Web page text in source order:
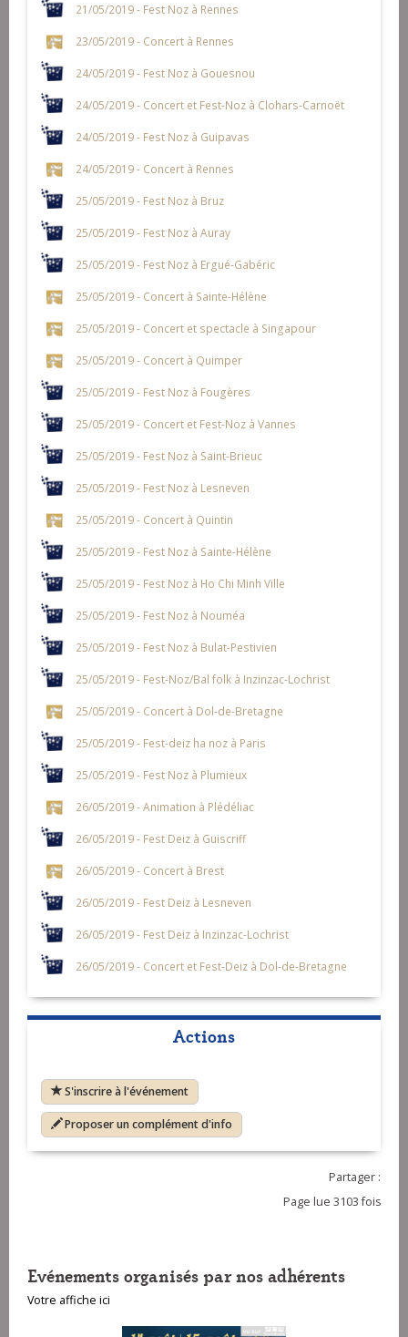
21/05/2019 - Fest Noz à Rennes
23/05/2019 - Concert à Rennes
24/05/2019 - Fest Noz à Gouesnou
24/05/2019 - Concert et Fest-Noz à Clohars-Carnoët
24/05/2019 - Fest Noz à Guipavas
24/05/2019 - Concert à Rennes
25/05/2019 - Fest Noz à Bruz
25/05/2019 - Fest Noz à Auray
25/05/2019 - Fest Noz à Ergué-Gabéric
25/05/2019 - Concert à Sainte-Hélène
25/05/2019 - Concert et spectacle à Singapour
25/05/2019 - Concert à Quimper
25/05/2019 - Fest Noz à Fougères
25/05/2019 - Concert et Fest-Noz à Vannes
25/05/2019 - Fest Noz à Saint-Brieuc
25/05/2019 - Fest Noz à Lesneven
25/05/2019 - Concert à Quintin
25/05/2019 - Fest Noz à Sainte-Hélène
25/05/2019 - Fest Noz à Ho Chi Minh Ville
25/05/2019 - Fest Noz à Nouméa
25/05/2019 - Fest Noz à Bulat-Pestivien
25/05/2019 - Fest-Noz/Bal folk à Inzinzac-Lochrist
25/05/2019 - Concert à Dol-de-Bretagne
25/05/2019 - Fest-deiz ha noz à Paris
25/05/2019 - Fest Noz à Plumieux
26/05/2019 - Animation à Plédéliac
26/05/2019 - Fest Deiz à Guiscriff
26/05/2019 - Concert à Brest
26/05/2019 - Fest Deiz à Lesneven
26/05/2019 - Fest Deiz à Inzinzac-Lochrist
26/05/2019 - Concert et Fest-Deiz à Dol-de-Bretagne
Actions
S'inscrire à l'événement
Proposer un complément d'info
Partager :
Page lue 3103 fois
Evénements organisés par nos adhérents
Votre affiche ici